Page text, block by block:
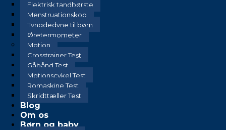
Elektrisk tandbørste
Menstruationskop
Tyngdedyne til børn
Øretermometer
Motion
Crosstrainer Test
Gåbånd Test
Motionscykel Test
Romaskine Test
Skridttæller Test
Blog
Om os
Børn og baby